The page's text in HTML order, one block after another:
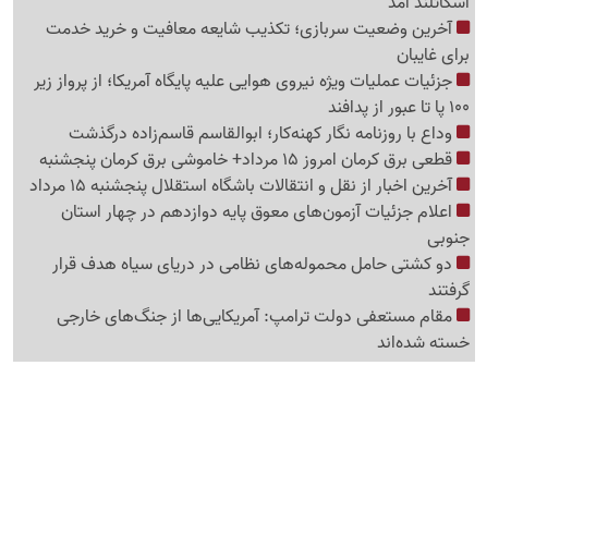
آخرین وضعیت سربازی؛ تکذیب شایعه معافیت و خرید خدمت
برای غایبان
جزئیات عملیات ویژه نیروی هوایی علیه پایگاه آمریکا؛ از پرواز زیر
100 پا تا عبور از پدافند
وداع با روزنامه نگار کهنه‌کار؛ ابوالقاسم قاسم‌زاده درگذشت
قطعی برق کرمان امروز 15 مرداد+ خاموشی برق کرمان پنجشنبه
آخرین اخبار از نقل و انتقالات باشگاه استقلال پنجشنبه 15 مرداد
اعلام جزئیات آزمون‌های معوق پایه دوازدهم در چهار استان
جنوبی
دو کشتی حامل محموله‌های نظامی در دریای سیاه هدف قرار
گرفتند
مقام مستعفی دولت ترامپ: آمریکایی‌ها از جنگ‌های خارجی
خسته شده‌اند